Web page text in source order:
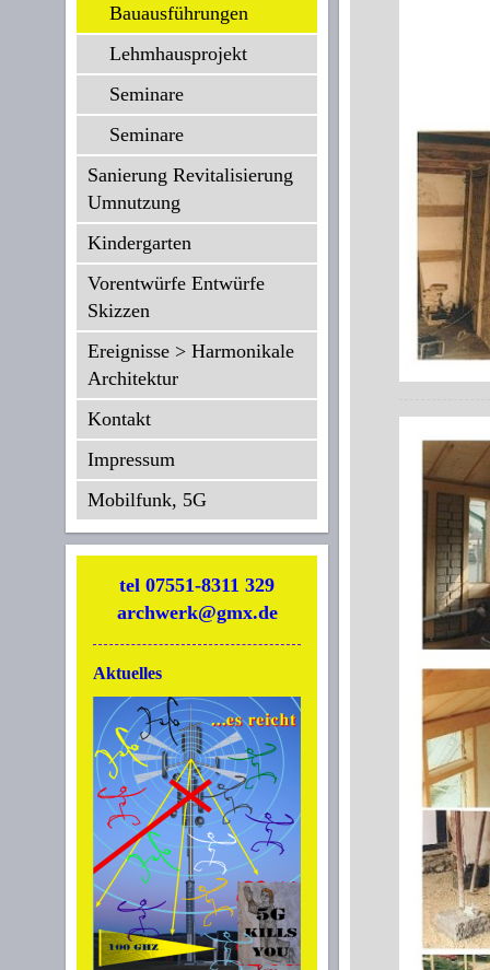
Bauausführungen
Lehmhausprojekt
Seminare
Seminare
Sanierung Revitalisierung
Umnutzung
Kindergarten
Vorentwürfe Entwürfe
Skizzen
Ereignisse > Harmonikale
Architektur
Kontakt
Impressum
Mobilfunk, 5G
tel 07551-8311 329
archwerk@gmx.de
Aktuelles